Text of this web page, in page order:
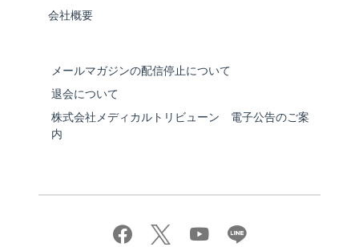
会社概要
メールマガジンの配信停止について
退会について
株式会社メディカルトリビューン 電子公告のご案
内